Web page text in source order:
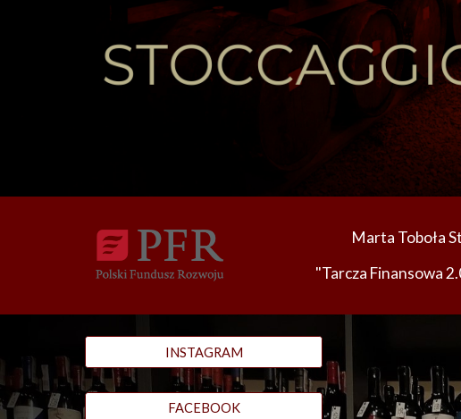
Marta Toboła
"Tarcza Finansowa
INSTAGRAM
FACEBOOK